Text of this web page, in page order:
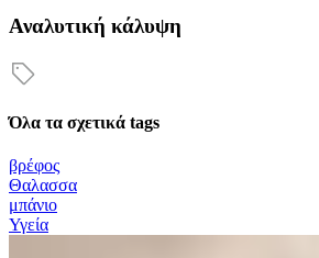
Αναλυτική κάλυψη
Όλα τα σχετικά tags
βρέφος
Θαλασσα
μπάνιο
Υγεία